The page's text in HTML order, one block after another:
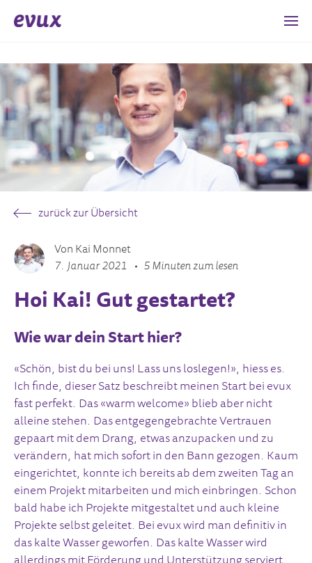
zurück zur Übersicht
Von Kai Monnet
7. Januar 2021
5 Minuten zum lesen
Hoi Kai! Gut gestartet?
Wie war dein Start hier?
«Schön, bist du bei uns! Lass uns loslegen!», hiess es.
Ich finde, dieser Satz beschreibt meinen Start bei evux
fast perfekt. Das «warm welcome» blieb aber nicht
alleine stehen. Das entgegengebrachte Vertrauen
gepaart mit dem Drang, etwas anzupacken und zu
verändern, hat mich sofort in den Bann gezogen. Kaum
eingerichtet, konnte ich bereits ab dem zweiten Tag an
einem Projekt mitarbeiten und mich einbringen. Schon
bald habe ich Projekte mitgestaltet und auch kleine
Projekte selbst geleitet. Bei evux wird man definitiv in
das kalte Wasser geworfen. Das kalte Wasser wird